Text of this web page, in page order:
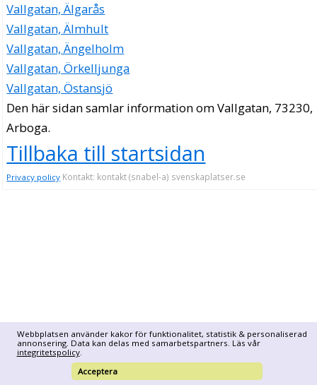
Webbplatsen använder kakor för funktionalitet, statistik & personaliserad
annonsering. Data kan delas med samarbetspartners. Läs vår
integritetspolicy.
Acceptera
Vallgatan, Älgarås
Vallgatan, Älmhult
Vallgatan, Ängelholm
Vallgatan, Örkelljunga
Vallgatan, Östansjö
Den här sidan samlar information om Vallgatan, 73230,
Arboga.
Tillbaka till startsidan
Privacy policy Kontakt: kontakt (snabel-a) svenskaplatser.se